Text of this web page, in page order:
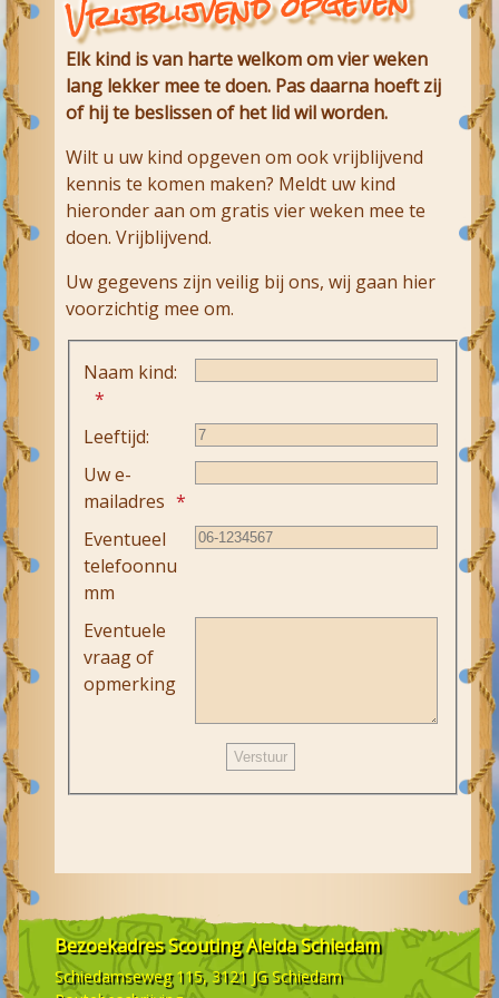
Elk kind is van harte welkom om vier weken
lang lekker mee te doen. Pas daarna hoeft zij
of hij te beslissen of het lid wil worden.
Wilt u uw kind opgeven om ook vrijblijvend
kennis te komen maken? Meldt uw kind
hieronder aan om gratis vier weken mee te
doen. Vrijblijvend.
Uw gegevens zijn veilig bij ons, wij gaan hier
voorzichtig mee om.
Naam kind:
Leeftijd:
Uw e-
mailadres
Eventueel
telefoonnu
mm
Eventuele
vraag of
opmerking
BezoekadresScouting Aleida Schiedam
Schiedamseweg 115, 3121 JG Schiedam